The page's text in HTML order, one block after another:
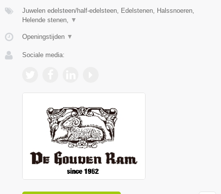
Juwelen edelsteen/half-edelsteen, Edelstenen, Halssnoeren,
Helende stenen, ▼
Openingstijden ▼
Sociale media: